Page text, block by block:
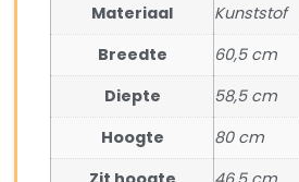
Materiaal
Kunststof
Breedte
60,5 cm
Diepte
58,5 cm
Hoogte
80 cm